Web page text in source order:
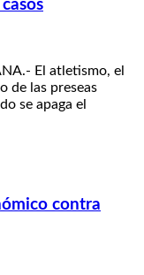
El atletismo, el
de las preseas
se apaga el
contra